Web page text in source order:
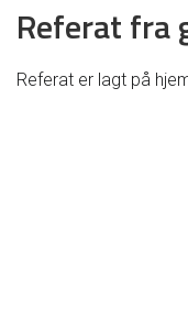
Referat fra
Referat er lagt på